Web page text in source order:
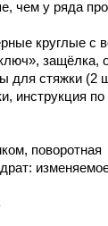
чем у ряда
круглые с
защёлка,
для стяжки (2
инструкция по
поворотная